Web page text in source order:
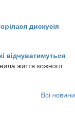
дискусія
відчуватимуться
життя кожного
Всі новини